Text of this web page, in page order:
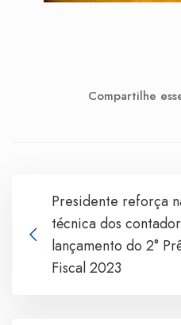
Compartilhe
Presidente reforça
técnica dos
lançamento do 2°
Fiscal 2023